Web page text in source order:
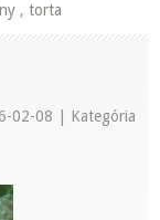
, torta
02-08
Kategória